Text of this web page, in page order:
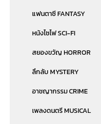
แฟนตาซี FANTASY
หนังไซไฟ SCI-FI
สยองขวัญ HORROR
ลึกลับ MYSTERY
อาชญากรรม CRIME
เพลงดนตรี MUSICAL